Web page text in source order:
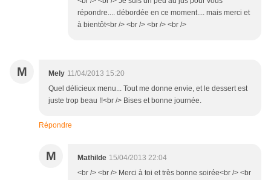
répondre.... débordée en ce moment.... mais merci et
à bientôt<br /> <br /> <br /> <br />
M Mely 11/04/2013 15:20
Quel délicieux menu... Tout me donne envie, et le dessert est
juste trop beau !!<br /> Bises et bonne journée.
Répondre
M Mathilde 15/04/2013 22:04
<br /> <br /> Merci à toi et très bonne soirée<br /> <br